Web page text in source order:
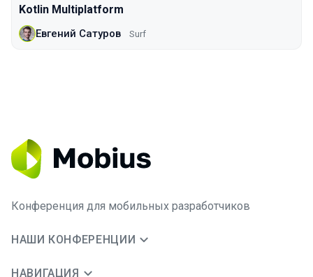
Kotlin Multiplatform
Евгений Сатуров Surf
Конференция для мобильных разработчиков
НАШИ КОНФЕРЕНЦИИ
НАВИГАЦИЯ